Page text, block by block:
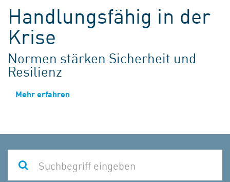
Handlungsfähig in der
Krise
Normen stärken Sicherheit und
Resilienz
Mehr erfahren